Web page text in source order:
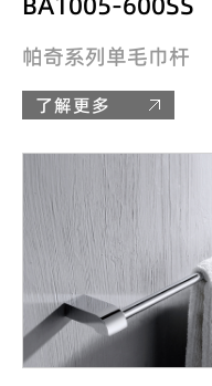
帕奇系列单毛巾杆
了解更多